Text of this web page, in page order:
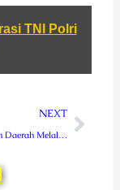
TNI Polri
NEXT
Siap Harumkan Daerah Melalui Fornas, Pengurus KORMI RL Dilantik
Next